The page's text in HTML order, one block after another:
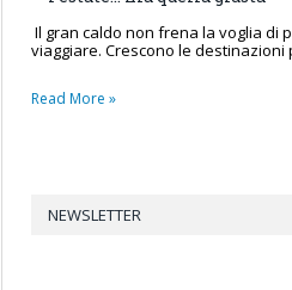
Il gran caldo non frena la voglia di
viaggiare. Crescono le
Read More »
NEWSLETTER